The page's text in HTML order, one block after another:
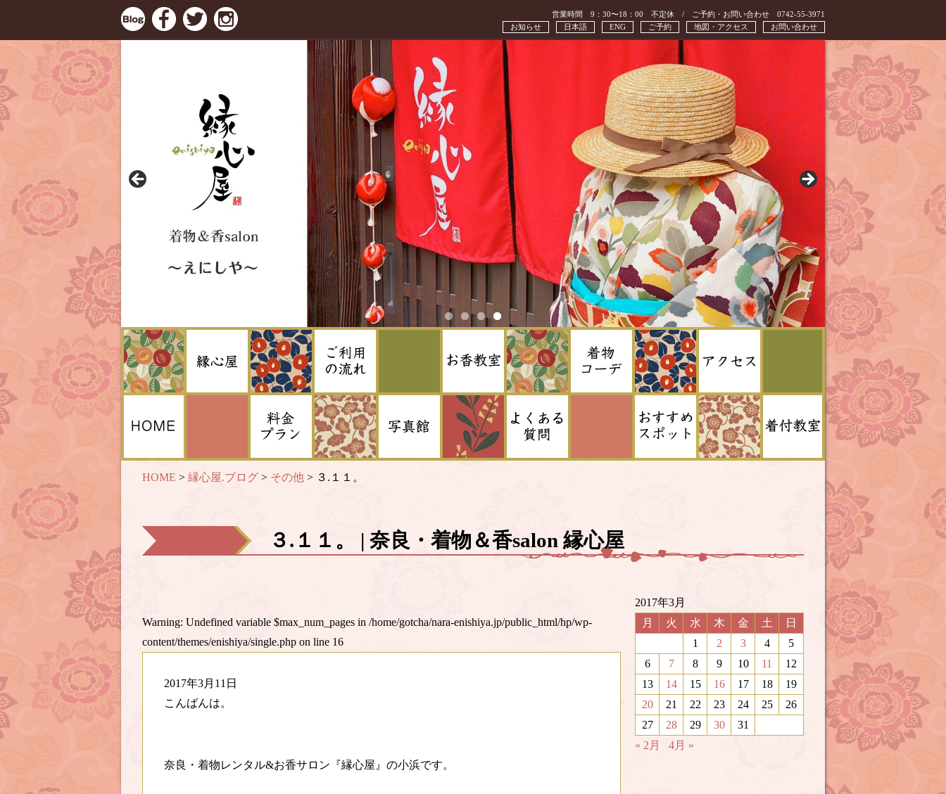
営業時間 9：30〜18：00 不定休 / ご予約・お問い合わせ 0742-55-3971
お問い合わせ
地図・アクセス
ご予約
ENG
日本語
お知らせ
HOME > 縁心屋.ブログ > その他 > ３.１１。
３.１１。 | 奈良・着物＆香salon 縁心屋
Warning: Undefined variable $max_num_pages in /home/gotcha/nara-enishiya.jp/public_html/hp/wp-
content/themes/enishiya/single.php on line 16
2017年3月11日
こんばんは。
奈良・着物レンタル&お香サロン『縁心屋』の小浜です。
2017年3月
月
火 水 木 金 土
日
1
2 3 4
5
6
7 8 9 10 11
12
13
14 15 16 17 18
19
20
21 22 23 24 25
26
27
28 29 30
31
« 2月
4月 »